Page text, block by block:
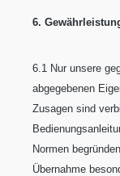
6.
6.1 Nur unsere
abgegebenen
Zusagen sind
Normen
Übernahme